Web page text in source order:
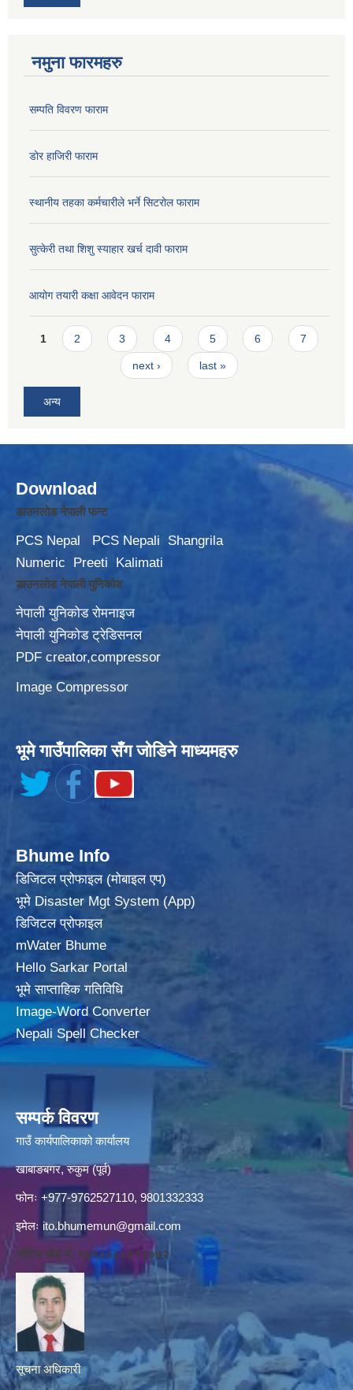
नमुना फारमहरु
सम्पति विवरण फाराम
डोर हाजिरी फाराम
स्थानीय तहका कर्मचारीले भर्ने सिटरोल फाराम
सुत्केरी तथा शिशु स्याहार खर्च दावी फाराम
आयोग तयारी कक्षा आवेदन फाराम
Pages
1 2 3 4 5 6 7
next › last »
अन्य
Download
डाउनलोड नेपाली फन्ट
PCS Nepal PCS Nepali
Shangrila
Numeric
Preeti Kalimati
डाउनलोड नेपाली युनिकोड
नेपाली युनिकोड रोमनाइज
नेपाली युनिकोड ट्रेडिसनल
PDF creator,compressor
Image Compressor
भूमे गाउँपालिका सँग जोडिने माध्यमहरु
Bhume Info
डिजिटल प्रोफाइल (मोबाइल एप)
भूमे Disaster Mgt System (App)
डिजिटल प्रोफाइल
mWater Bhume
Hello Sarkar Portal
भूमे साप्ताहिक गतिविधि
Image-Word Converter
Nepali Spell Checker
सम्पर्क विवरण
गाउँ कार्यपालिकाको कार्यालय
खाबाङबगर, रुकुम (पूर्व)
फोनः +977-9762527110, 9801332333
इमेलः ito.bhumemun@gmail.com
नोटिस बोर्ड नं. १६१८०८८४१३०७२
सूचना अधिकारी